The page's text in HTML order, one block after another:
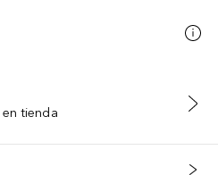
CARRITO
tienda